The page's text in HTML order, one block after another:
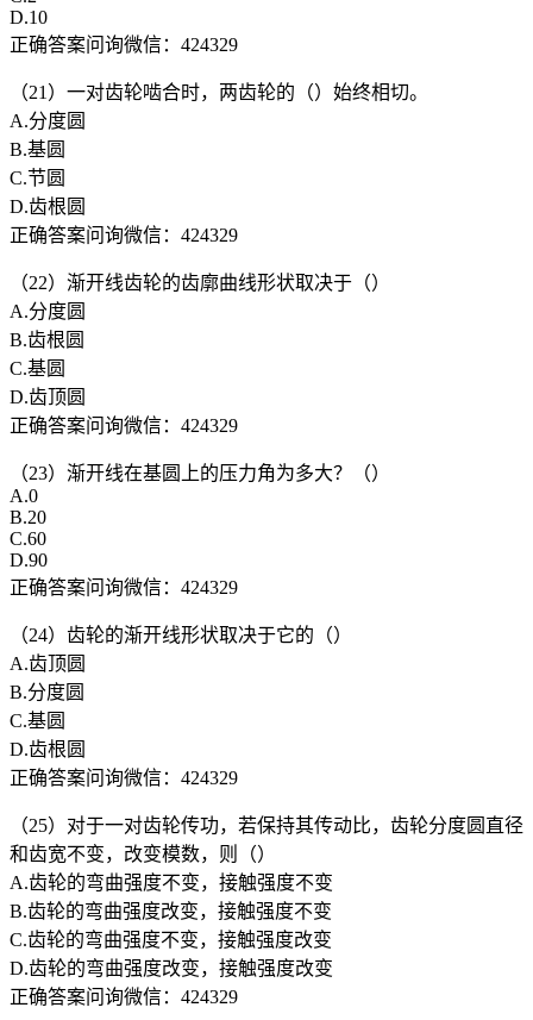
D.10
正确答案问询微信：424329
（21）一对齿轮啮合时，两齿轮的（）始终相切。
A.分度圆
B.基圆
C.节圆
D.齿根圆
正确答案问询微信：424329
（22）渐开线齿轮的齿廓曲线形状取决于（）
A.分度圆
B.齿根圆
C.基圆
D.齿顶圆
正确答案问询微信：424329
（23）渐开线在基圆上的压力角为多大？（）
A.0
B.20
C.60
D.90
正确答案问询微信：424329
（24）齿轮的渐开线形状取决于它的（）
A.齿顶圆
B.分度圆
C.基圆
D.齿根圆
正确答案问询微信：424329
（25）对于一对齿轮传功，若保持其传动比，齿轮分度圆直径
和齿宽不变，改变模数，则（）
A.齿轮的弯曲强度不变，接触强度不变
B.齿轮的弯曲强度改变，接触强度不变
C.齿轮的弯曲强度不变，接触强度改变
D.齿轮的弯曲强度改变，接触强度改变
正确答案问询微信：424329